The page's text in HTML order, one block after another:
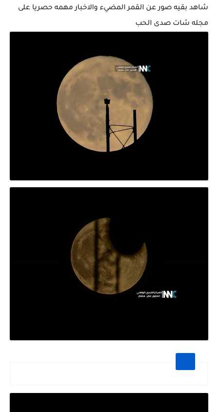
شاهد بقيه صور عن القمر المضيء والاخبار مهمه حصريا على
مجله شات صدى الحب